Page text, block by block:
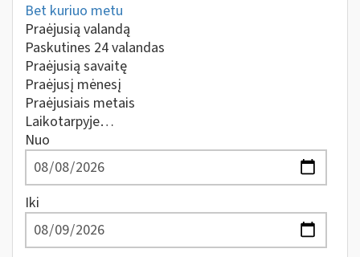
Bet kuriuo metu
Praėjusią valandą
Paskutines 24 valandas
Praėjusią savaitę
Praėjusį mėnesį
Praėjusiais metais
Laikotarpyje…
Nuo
Iki